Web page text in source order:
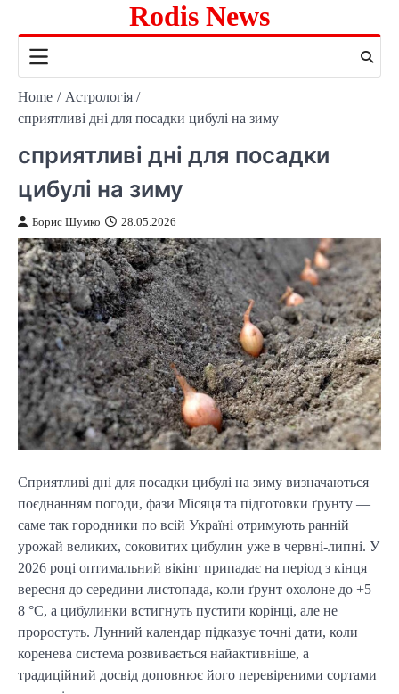
content
Rodis News
Home
Астрологія
сприятливі дні для посадки цибулі на зиму
сприятливі дні для посадки
цибулі на зиму
Борис Шумко 28.05.2026
Сприятливі дні для посадки цибулі на зиму визначаються
поєднанням погоди, фази Місяця та підготовки ґрунту —
саме так городники по всій Україні отримують ранній
урожай великих, соковитих цибулин уже в червні-липні. У
2026 році оптимальний вікінг припадає на період з кінця
вересня до середини листопада, коли ґрунт охолоне до +5–
8 °C, а цибулинки встигнуть пустити корінці, але не
проростуть. Лунний календар підказує точні дати, коли
коренева система розвивається найактивніше, а
традиційний досвід доповнює його перевіреними сортами